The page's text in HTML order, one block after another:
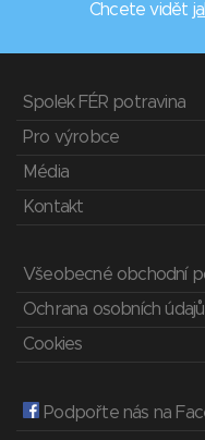
Chcete vidět
Spolek FÉR potravina
Pro výrobce
Média
Kontakt
Všeobecné obchodní
Ochrana osobních údajů
Cookies
Podpořte nás na